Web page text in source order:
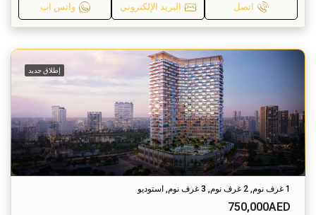
اتصل البريد الإلكتروني واتس اب
إطلاق جديد
1 غرف نوم, 2 غرف نوم, 3 غرف نوم, استوديو
750,000AED